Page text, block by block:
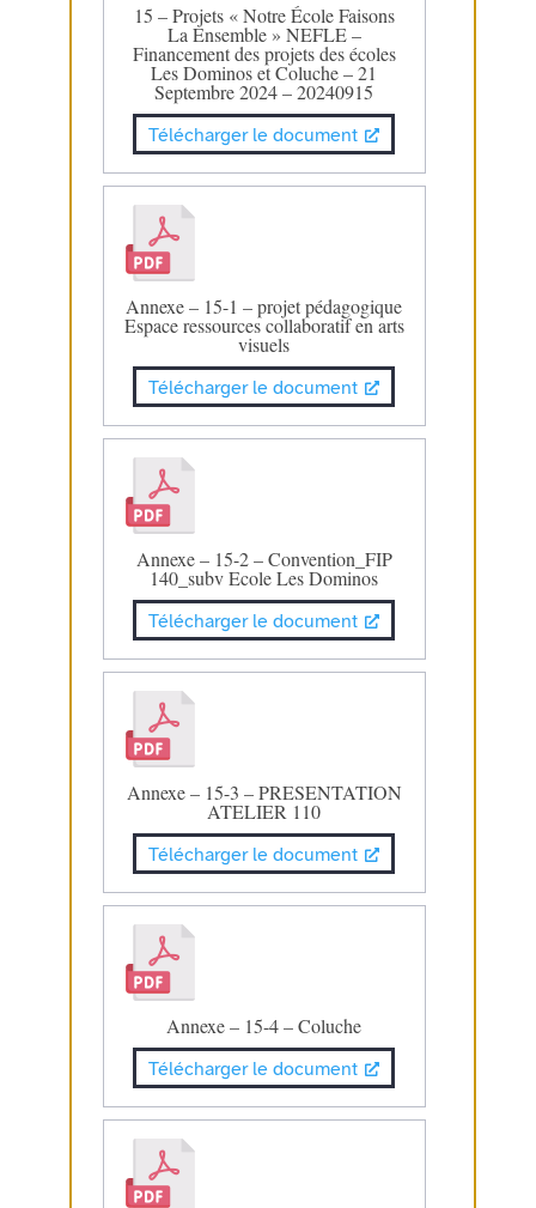
15 – Projets « Notre École Faisons
La Ensemble » NEFLE –
Financement des projets des écoles
Les Dominos et Coluche – 21
Septembre 2024 – 20240915
Télécharger le document
Annexe – 15-1 – projet pédagogique
Espace ressources collaboratif en arts
visuels
Télécharger le document
Annexe – 15-2 – Convention_FIP
140_subv Ecole Les Dominos
Télécharger le document
Annexe – 15-3 – PRESENTATION
ATELIER 110
Télécharger le document
Annexe – 15-4 – Coluche
Télécharger le document